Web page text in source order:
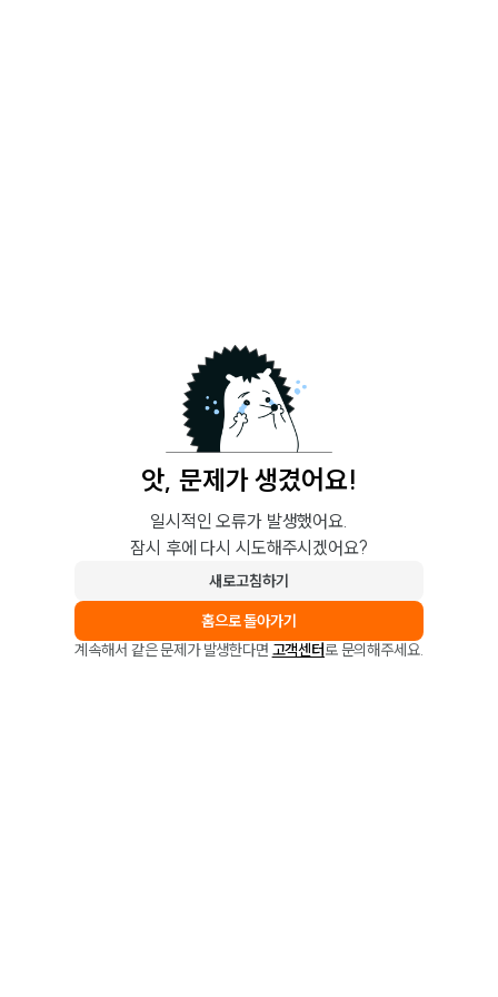
앗, 문제가 생겼어요!
일시적인 오류가 발생했어요.
잠시 후에 다시 시도해주시겠어요?
새로고침하기
홈으로 돌아가기
계속해서 같은 문제가 발생한다면 고객센터로 문의해주세요.